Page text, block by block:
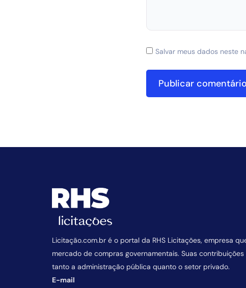
Salvar meus dados neste
Licitação.com.br é o portal da RHS Licitações, empresa
mercado de compras governamentais. Suas
tanto a administração pública quanto o setor privado.
E-mail